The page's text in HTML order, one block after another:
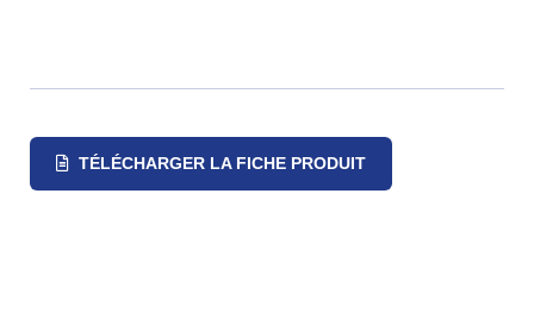
TÉLÉCHARGER LA FICHE PRODUIT